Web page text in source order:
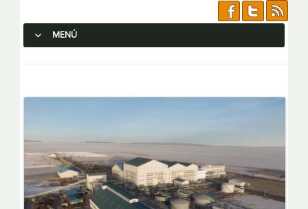
MENÚ